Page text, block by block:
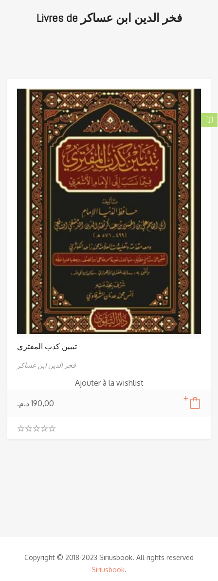
Livres de فخر الدين ابن عساكر
تبيين كذب المفتري
فخر الدين ابن عساكر
Ajouter à la wishlist
190,00 د.م.
Copyright © 2018-2023 Siriusbook. All rights reserved
Siriusbook.